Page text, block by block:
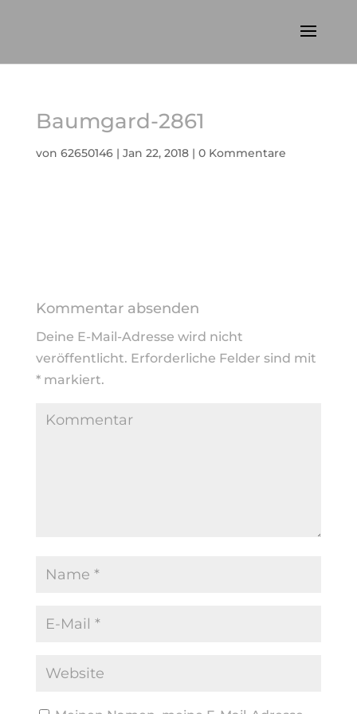
Baumgard-2861
von 62650146| Jan 22, 2018| 0 Kommentare
Kommentar absenden
Deine E-Mail-Adresse wird nicht
veröffentlicht. Erforderliche Felder sind mit
*markiert.